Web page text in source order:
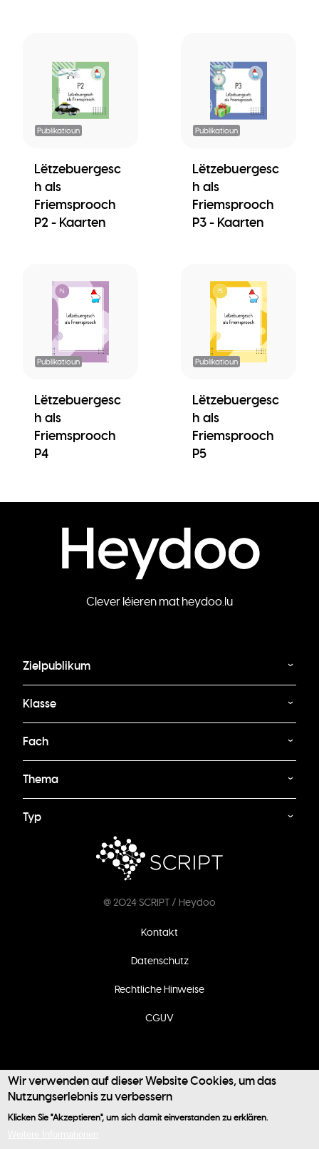
Benutzermenü
Publikatioun
Lëtzebuergesc
h als
Friemsprooch
P2 - Kaarten
Publikatioun
Lëtzebuergesc
h als
Friemsprooch
P3 - Kaarten
Publikatioun
Lëtzebuergesc
h als
Friemsprooch
P4
Publikatioun
Lëtzebuergesc
h als
Friemsprooch
P5
Clever léieren mat heydoo.lu
Zielpublikum
Klasse
Fach
Thema
Typ
@ 2024 SCRIPT / Heydoo
Kontakt
Datenschutz
Rechtliche Hinweise
CGUV
Wir verwenden auf dieser Website Cookies, um das
Nutzungserlebnis zu verbessern
Klicken Sie "Akzeptieren", um sich damit einverstanden zu erklären.